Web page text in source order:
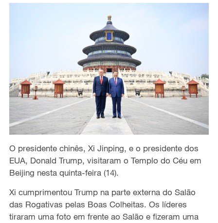
O presidente chinês, Xi Jinping, e o presidente dos
EUA, Donald Trump, visitaram o Templo do Céu em
Beijing nesta quinta-feira (14).
Xi cumprimentou Trump na parte externa do Salão
das Rogativas pelas Boas Colheitas. Os líderes
tiraram uma foto em frente ao Salão e fizeram uma